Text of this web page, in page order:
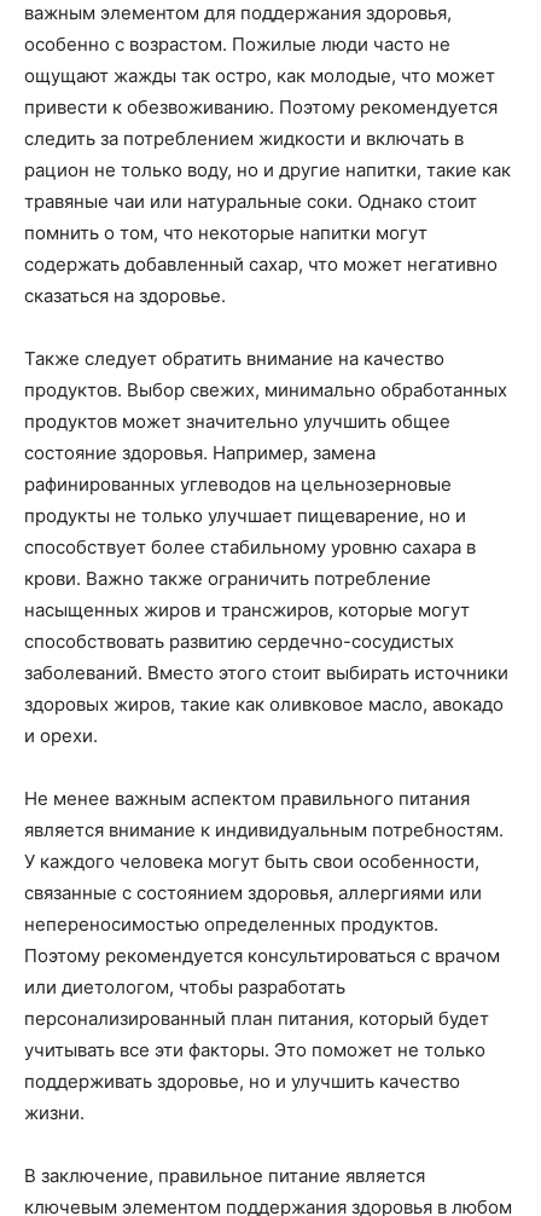
важным элементом для поддержания здоровья,
особенно с возрастом. Пожилые люди часто не
ощущают жажды так остро, как молодые, что может
привести к обезвоживанию. Поэтому рекомендуется
следить за потреблением жидкости и включать в
рацион не только воду, но и другие напитки, такие как
травяные чаи или натуральные соки. Однако стоит
помнить о том, что некоторые напитки могут
содержать добавленный сахар, что может негативно
сказаться на здоровье.
Также следует обратить внимание на качество
продуктов. Выбор свежих, минимально обработанных
продуктов может значительно улучшить общее
состояние здоровья. Например, замена
рафинированных углеводов на цельнозерновые
продукты не только улучшает пищеварение, но и
способствует более стабильному уровню сахара в
крови. Важно также ограничить потребление
насыщенных жиров и трансжиров, которые могут
способствовать развитию сердечно-сосудистых
заболеваний. Вместо этого стоит выбирать источники
здоровых жиров, такие как оливковое масло, авокадо
и орехи.
Не менее важным аспектом правильного питания
является внимание к индивидуальным потребностям.
У каждого человека могут быть свои особенности,
связанные с состоянием здоровья, аллергиями или
непереносимостью определенных продуктов.
Поэтому рекомендуется консультироваться с врачом
или диетологом, чтобы разработать
персонализированный план питания, который будет
учитывать все эти факторы. Это поможет не только
поддерживать здоровье, но и улучшить качество
жизни.
В заключение, правильное питание является
ключевым элементом поддержания здоровья в любом